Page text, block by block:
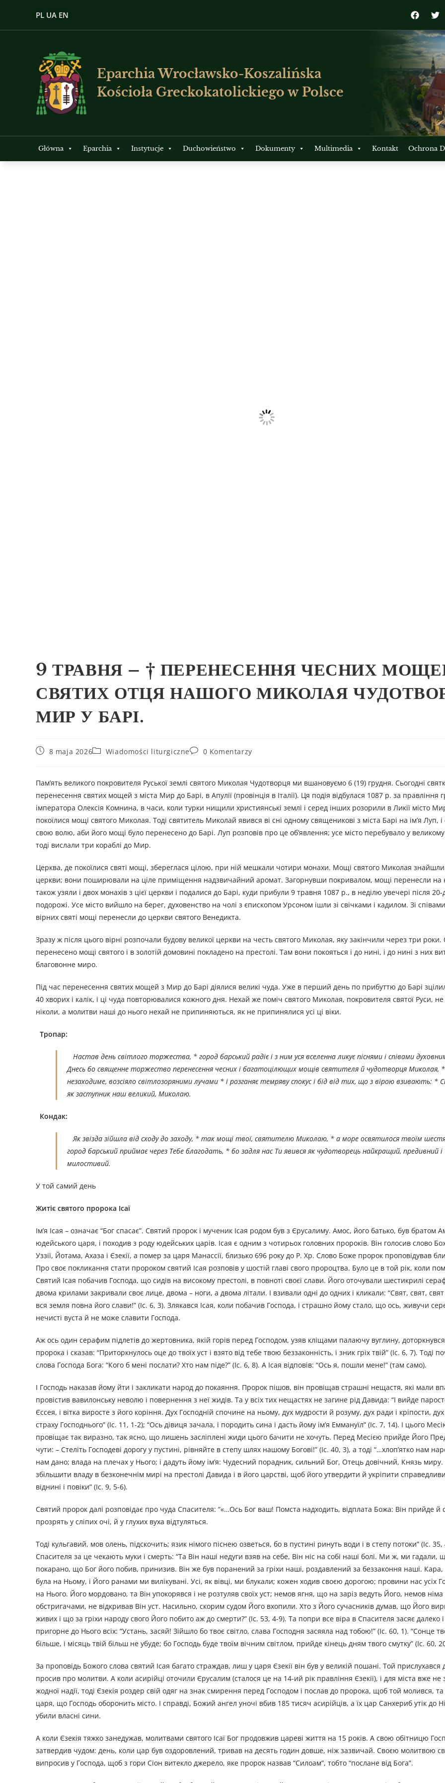
PL UA EN
Eparchia Wrocławsko-Koszalińska
Kościoła Greckokatolickiego w Polsce
Główna Eparchia Instytucje Duchowieństwo Dokumenty Multimedia Kontakt Ochrona
9 ТРАВНЯ – † ПЕРЕНЕСЕННЯ ЧЕСНИХ
СВЯТИХ ОТЦЯ НАШОГО МИКОЛАЯ
МИР У БАРІ.
8 maja 2026 Wiadomości liturgiczne 0 Komentarzy
Пам’ять великого покровителя Руської землі святого Миколая Чудотворця ми вшановуємо 6 (19) грудня. Сьогодні
перенесення святих мощей з міста Мир до Барі, в Апулії (провінція в Італії). Ця подія відбулася 1087 р. за правління
імператора Олексія Комнина, в часи, коли турки нищили християнські землі і серед інших розорили в Ликії місто
покоїлися мощі святого Миколая. Тоді святитель Миколай явився ві сні одному священикові з міста Барі на ім’я Луп,
свою волю, аби його мощі було перенесено до Барі. Луп розповів про це об’явлення; усе місто перебувало у великому
тоді вислали три кораблі до Мир.
Церква, де покоїлися святі мощі, збереглася цілою, при ній мешкали чотири монахи. Мощі святого Миколая знайшли
церкви; вони поширювали на ціле приміщення надзвичайний аромат. Загорнувши покривалом, мощі перенесли на
також узяли і двох монахів з цієї церкви і подалися до Барі, куди прибули 9 травня 1087 р., в неділю увечері після 20-
подорожі. Усе місто вийшло на берег, духовенство на чолі з єпископом Урсоном ішли зі свічками і кадилом. Зі
вірних святі мощі перенесли до церкви святого Венедикта.
Зразу ж після цього вірні розпочали будову великої церкви на честь святого Миколая, яку закінчили через три
перенесено мощі святого і в золотій домовині покладено на престолі. Там вони покояться і до нині, і до нині з них
благовонне миро.
Під час перенесення святих мощей з Мир до Барі діялися великі чуда. Уже в перший день по прибуттю до Барі
40 хворих і калік, і ці чуда повторювалися кожного дня. Нехай же поміч святого Миколая, покровителя святої Руси,
ніколи, а молитви наші до нього нехай не припиняються, як не припинялися усі ці віки.
Тропар:
Настав день світлого торжества, * город барський радіє і з ним уся вселенна ликує піснями і співами
Днесь бо священне торжество перенесення чесних і багатоцілющих мощів святителя й чудотворця Миколая, *
незаходиме, возсіяло світлозоряними лучами * і розганяє темряву спокус і бід від тих, що з вірою взивають: *
як заступник наш великий, Миколаю.
Кондак:
Як звізда зійшла від сходу до заходу, * так мощі твої, святителю Миколаю, * а море освятилося твоїм
город барський приймає через Тебе благодать, * бо задля нас Ти явився як чудотворець найкращий, предивний і
милостивий.
У той самий день
Житіє святого пророка Ісаї
Ім’я Ісая – означає “Бог спасає”. Святий пророк і мученик Ісая родом був з Єрусалиму. Амос, його батько, був братом
юдейського царя, і походив з роду юдейських царів. Ісая є одним з чотирьох головних пророків. Він голосив слово
Уззії, Йотама, Ахаза і Єзекії, а помер за царя Манассії, близько 696 року до Р. Хр. Слово Боже пророк проповідував
Про своє покликання стати пророком святий Ісая розповів у шостій главі свого пророцтва. Було це в той рік, коли
Святий Ісая побачив Господа, що сидів на високому престолі, в повноті своєї слави. Його оточували шестикрилі
двома крилами закривали своє лице, двома – ноги, а двома літали. І взивали одні до одних і кликали: “Свят, свят,
вся земля повна його слави!” (Іс. 6, 3). Злякався Ісая, коли побачив Господа, і страшно йому стало, що ось, живучи
нечисті вуста й не може славити Господа.
Аж ось один серафим підлетів до жертовника, якій горів перед Господом, узяв кліщами палаючу вуглину,
пророка і сказав: “Приторкнулось оце до твоїх уст і взято від тебе твою беззаконність, і зник гріх твій” (Іс. 6, 7). Тоді
слова Господа Бога: “Кого б мені послати? Хто нам піде?” (Іс. 6, 8). А Ісая відповів: “Ось я, пошли мене!” (там само).
І Господь наказав йому йти і закликати народ до покаяння. Пророк пішов, він провіщав страшні нещастя, які мали
провістив вавилонську неволю і повернення з неї жидів. Та у всіх тих нещастях не загине рід Давида: “І вийде
Єссея, і вітка виросте з його коріння. Дух Господній спочине на ньому, дух мудрости й розуму, дух ради і кріпости,
страху Господнього” (Іс. 11, 1-2); “Ось дівиця зачала, і породить сина і дасть йому ім’я Еммануїл” (Іс. 7, 14). І цього
провіщає так виразно, так ясно, що лишень засліплені жиди цього бачити не хочуть. Перед Месією прийде Його
чути: – Стеліть Господеві дорогу у пустині, рівняйте в степу шлях нашому Богові!” (Іс. 40, 3), а тоді “…хлоп’ятко нам
нам дано; влада на плечах у Нього; і дадуть йому ім’я: Чудесний порадник, сильний Бог, Отець довічний, Князь
збільшити владу в безконечнім мирі на престолі Давида і в його царстві, щоб його утвердити й укріпити
віднині і повіки” (Іс. 9, 5-6).
Святий пророк далі розповідає про чуда Спасителя: “«…Ось Бог ваш! Помста надходить, відплата Божа: Він прийде й
прозрять у сліпих очі, й у глухих вуха відтуляться.
Тоді кульгавий, мов олень, підскочить; язик німого піснею озветься, бо в пустині ринуть води і в степу потоки” (Іс.
Спасителя за це чекають муки і смерть: “Та Він наші недуги взяв на себе, Він ніс на собі наші болі. Ми ж, ми гадали,
покарано, що Бог його побив, принизив. Він же був поранений за гріхи наші, роздавлений за беззаконня наші.
була на Ньому, і Його ранами ми вилікувані. Усі, як вівці, ми блукали; кожен ходив своєю дорогою; провини нас усіх
на Нього. Його мордовано, та Він упокорявся і не розтуляв своїх уст; немов ягня, що на заріз ведуть Його, немов
обстригачами, не відкривав Він уст. Насильно, скорим судом Його вхопили. Хто з Його сучасників думав, що Його
живих і що за гріхи народу свого Його побито аж до смерти?” (Іс. 53, 4-9). Та попри все віра в Спасителя засяє далеко
пригорне до Нього всіх: “Устань, засяй! Зійшло бо твоє світло, слава Господня засяяла над тобою!” (Іс. 60, 1). “Сонце
більше, і місяць твій більш не убуде; бо Господь буде твоїм вічним світлом, прийде кінець дням твого смутку” (Іс. 60,
За проповідь Божого слова святий Ісая багато страждав, лиш у царя Єзекії він був у великій пошані. Той прислухався
просив про молитви. А коли асирійці оточили Єрусалим (сталося це на 14-ий рік правління Єзекії), і для міста вже
жодної надії, тоді Єзекія роздер свій одяг на знак смирення перед Господом і послав до пророка, щоб той молився, та
царя, що Господь оборонить місто. І справді, Божий ангел уночі вбив 185 тисяч асирійців, а їх цар Санхериб утік до
убили власні сини.
А коли Єзекія тяжко занедужав, молитвами святого Ісаї Бог продовжив цареві життя на 15 років. А свою обітницю
затвердив чудом: день, коли цар був оздоровлений, тривав на десять годин довше, ніж зазвичай. Своєю молитвою
випросив у Господа, щоб з гори Сіон витекло джерело, яке пророк назвав “Силоам”, тобто “послане від Бога”.